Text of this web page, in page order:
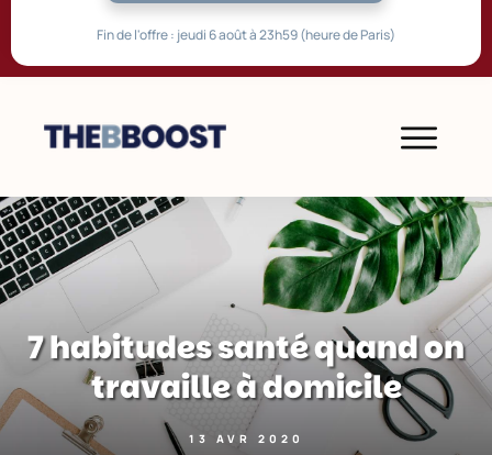
7 habitudes santé quand on
travaille à domicile
13 AVR 2020
Fin de l'offre : jeudi 6 août à 23h59 (heure de Paris)